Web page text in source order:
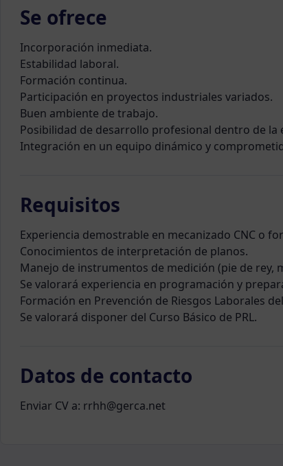
Se ofrece
Incorporación inmediata.
Estabilidad laboral.
Formación continua.
Participación en proyectos industriales variados.
Buen ambiente de trabajo.
Posibilidad de desarrollo profesional dentro de la
Integración en un equipo dinámico y
Requisitos
Experiencia demostrable en mecanizado CNC o
Conocimientos de interpretación de planos.
Manejo de instrumentos de medición (pie de rey,
Se valorará experiencia en programación y
Formación en Prevención de Riesgos Laborales
Se valorará disponer del Curso Básico de PRL.
Datos de contacto
Enviar CV a: rrhh@gerca.net